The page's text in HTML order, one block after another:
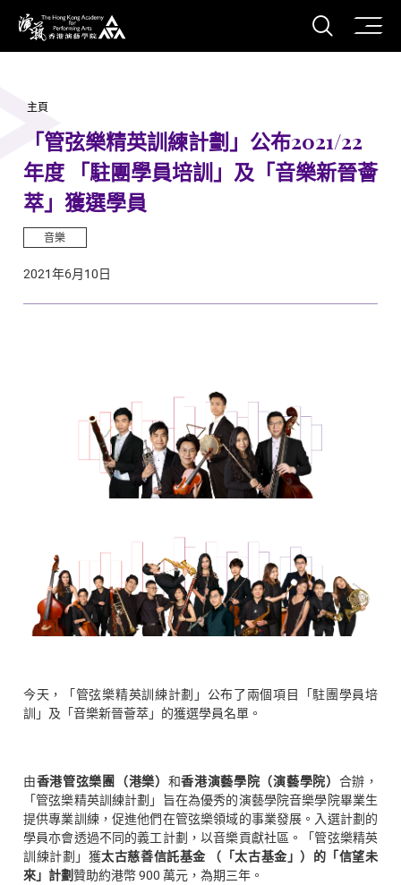
香港演藝學院
打開
主頁
「管弦樂精英訓練計劃」公布2021/22
年度 「駐團學員培訓」及「音樂新晉薈
萃」獲選學員
音樂
2021年6月10日
今天，「管弦樂精英訓練計劃」公布了兩個項目「駐團學員培
訓」及「音樂新晉薈萃」的獲選學員名單。
由香港管弦樂團（港樂） 和香港演藝學院（演藝學院） 合辦，
「管弦樂精英訓練計劃」旨在為優秀的演藝學院音樂學院畢業生
提供專業訓練，促進他們在管弦樂領域的事業發展。入選計劃的
學員亦會透過不同的義工計劃，以音樂貢獻社區。「管弦樂精英
訓練計劃」獲太古慈善信託基金 （「太古基金」）的「信望未
來」計劃贊助約港幣 900 萬元，為期三年。